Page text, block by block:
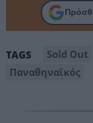
TAGS Sold Out
Παναθηναΐκός